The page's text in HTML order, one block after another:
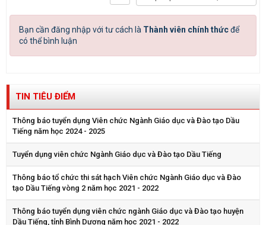
Bạn cần đăng nhập với tư cách là Thành viên chính thứcđể
có thể bình luận
TIN TIÊU ĐIỂM
Thông báo tuyển dụng Viên chức Ngành Giáo dục và Đào tạo Dầu
Tiếng năm học 2024 - 2025
Tuyển dụng viên chức Ngành Giáo dục và Đào tạo Dầu Tiếng
Thông báo tổ chức thi sát hạch Viên chức Ngành Giáo dục và Đào
tạo Dầu Tiếng vòng 2 năm học 2021 - 2022
Thông báo tuyển dụng viên chức ngành Giáo dục và Đào tạo huyện
Dầu Tiếng, tỉnh Bình Dương năm học 2021 - 2022